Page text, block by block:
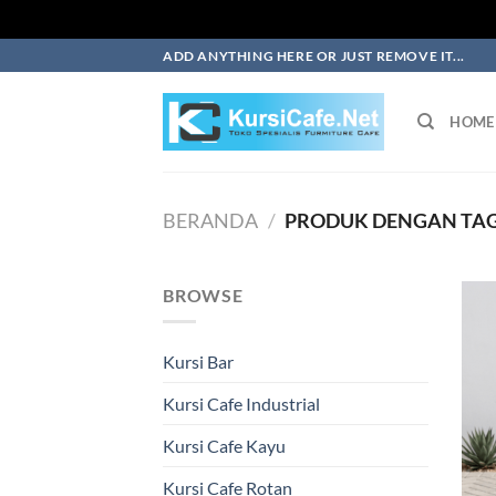
to
ADD ANYTHING HERE OR JUST REMOVE IT...
HOME
BERANDA / PRODUK DENGAN
BROWSE
Kursi Bar
Kursi Cafe Industrial
Kursi Cafe Kayu
Kursi Cafe Rotan